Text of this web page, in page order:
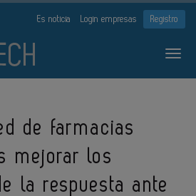
Es noticia Login empresas Registro
de farmacias
mejorar los
la respuesta ante